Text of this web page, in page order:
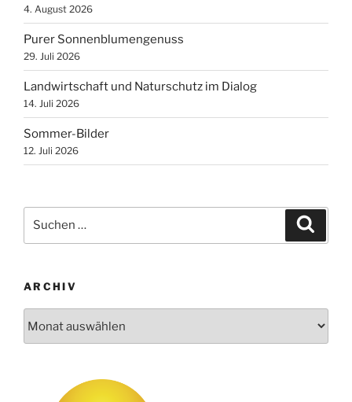
4. August 2026
Purer Sonnenblumengenuss
29. Juli 2026
Landwirtschaft und Naturschutz im Dialog
14. Juli 2026
Sommer-Bilder
12. Juli 2026
nach:
ARCHIV